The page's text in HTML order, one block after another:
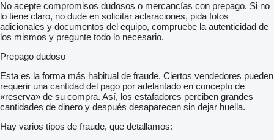
No acepte compromisos dudosos o mercancías con prepago. Si no
lo tiene claro, no dude en solicitar aclaraciones, pida fotos
adicionales y documentos del equipo, compruebe la autenticidad de
los mismos y pregunte todo lo necesario.
Prepago dudoso
Esta es la forma más habitual de fraude. Ciertos vendedores pueden
requerir una cantidad del pago por adelantado en concepto de
«reserva» de su compra. Así, los estafadores perciben grandes
cantidades de dinero y después desaparecen sin dejar huella.
Hay varios tipos de fraude, que detallamos: